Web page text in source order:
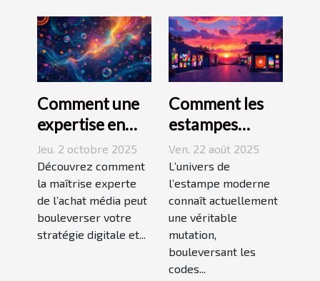
Comment une
expertise en
achat média
peut
transformer
votre présence
en ligne ?
Jeu. 2 octobre 2025
Découvrez comment
la maîtrise experte
de l’achat média peut
bouleverser votre
stratégie digitale et...
Comment les
estampes
modernes
transforment-
elles le marché
de l'art ?
Ven. 22 août 2025
L’univers de
l’estampe moderne
connaît actuellement
une véritable
mutation,
bouleversant les
codes...